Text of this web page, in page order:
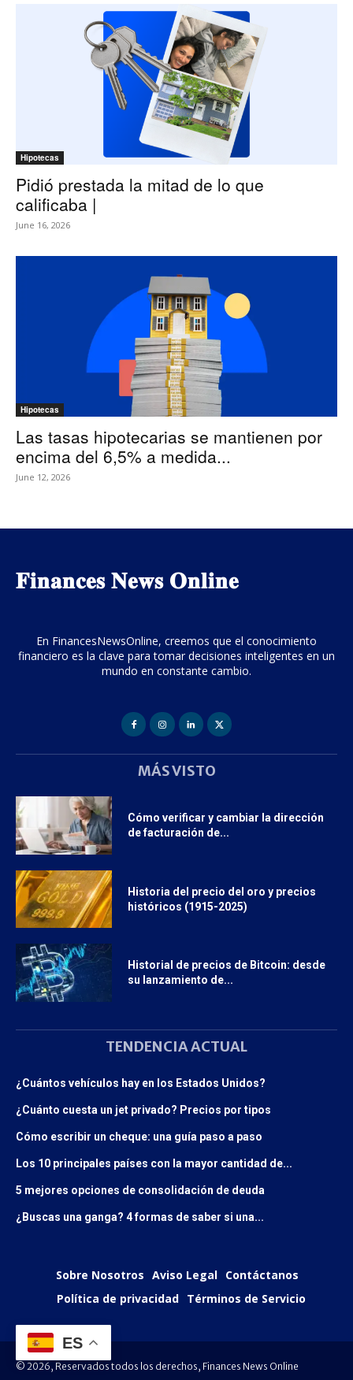
Hipotecas
Pidió prestada la mitad de lo que
calificaba |
June 16, 2026
Hipotecas
Las tasas hipotecarias se mantienen por
encima del 6,5% a medida...
June 12, 2026
𝐅𝐢𝐧𝐚𝐧𝐜𝐞𝐬 𝐍𝐞𝐰𝐬 𝐎𝐧𝐥𝐢𝐧𝐞
En FinancesNewsOnline, creemos que el conocimiento
financiero es la clave para tomar decisiones inteligentes en un
mundo en constante cambio.
MÁS VISTO
Cómo verificar y cambiar la dirección
de facturación de...
Historia del precio del oro y precios
históricos (1915-2025)
Historial de precios de Bitcoin: desde
su lanzamiento de...
TENDENCIA ACTUAL
¿Cuántos vehículos hay en los Estados Unidos?
¿Cuánto cuesta un jet privado? Precios por tipos
Cómo escribir un cheque: una guía paso a paso
Los 10 principales países con la mayor cantidad de...
5 mejores opciones de consolidación de deuda
¿Buscas una ganga? 4 formas de saber si una...
Sobre Nosotros Aviso Legal Contáctanos
Política de privacidad Términos de Servicio
© 2026, Reservados todos los derechos, Finances News Online
ES